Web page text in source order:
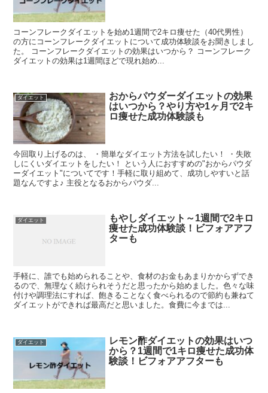
コーンフレークダイエットを始め1週間で2キロ痩せた（40代男性）
の方にコーンフレークダイエットについて成功体験談をお聞きしまし
た。 コーンフレークダイエットの効果はいつから？ コーンフレーク
ダイエットの効果は1週間ほどで現れ始め...
ダイエット
おからパウダーダイエットの効果
はいつから？やり方や1ヶ月で2キ
ロ痩せた成功体験談も
今回取り上げるのは、 ・簡単なダイエット方法を試したい！ ・失敗
しにくいダイエットをしたい！ という人におすすめの"おからパウダ
ーダイエット"についてです！手軽に取り組めて、成功しやすいと話
題なんですよ♪ 主役となるおからパウダ...
ダイエット
もやしダイエット～1週間で2キロ
痩せた成功体験談！ビフォアアフ
ターも
手軽に、誰でも始められることや、食材のお金もあまりかからずでき
るので、無理なく続けられそうだと思ったから始めました。色々な味
付けや調理法にすれば、飽きることなく食べられるので節約も兼ねて
ダイエットができれば最高だと思いました。食費に今までは...
ダイエット
レモン酢ダイエットの効果はいつ
から？1週間で1キロ痩せた成功体
験談！ビフォアアフターも